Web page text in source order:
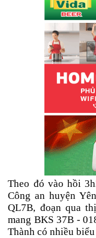
Theo đó vào hồi
Công an huyện
QL7B, đoạn qua
mang BKS 37B -
Thành có nhiều